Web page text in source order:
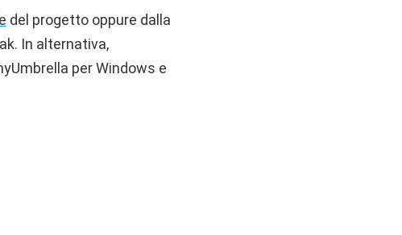
del progetto oppure dalla
In alternativa,
per Windows e